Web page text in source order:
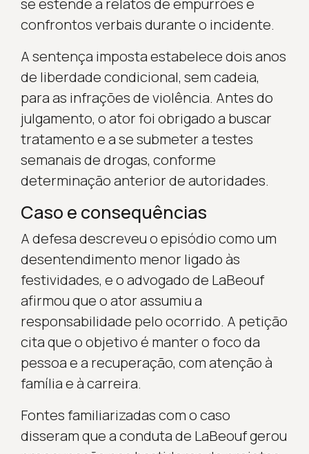
confrontos verbais durante o incidente.
A sentença imposta estabelece dois anos
de liberdade condicional, sem cadeia,
para as infrações de violência. Antes do
julgamento, o ator foi obrigado a buscar
tratamento e a se submeter a testes
semanais de drogas, conforme
determinação anterior de autoridades.
Caso e consequências
A defesa descreveu o episódio como um
desentendimento menor ligado às
festividades, e o advogado de LaBeouf
afirmou que o ator assumiu a
responsabilidade pelo ocorrido. A petição
cita que o objetivo é manter o foco da
pessoa e a recuperação, com atenção à
família e à carreira.
Fontes familiarizadas com o caso
disseram que a conduta de LaBeouf gerou